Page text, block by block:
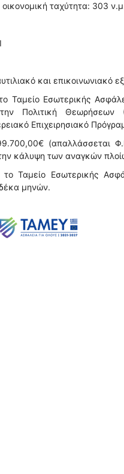
ταχύτητα: 303
και επικοινωνιακό
Ταμείο Εσωτερικής
την Πολιτική
Επιχειρησιακό
(απαλλάσσεται
κάλυψη των αναγκών
το Ταμείο Εσωτερικής
μηνών.